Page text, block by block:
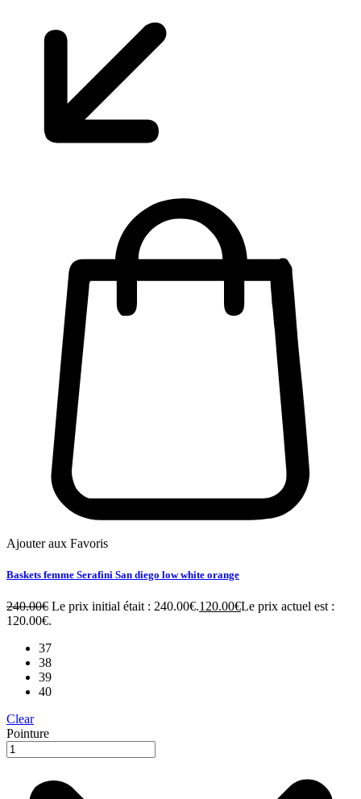
Ajouter aux Favoris
Baskets femme Serafini San diego low white orange
240.00€ Le prix initial était : 240.00€.120.00€Le prix actuel est :
120.00€.
37
38
39
40
Clear
Pointure